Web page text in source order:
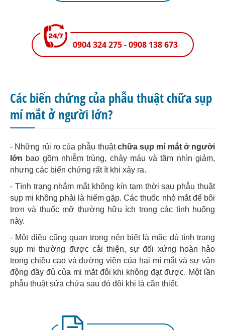
0904 324 275 - 0908 138 673
Các biến chứng của phẫu thuật chữa sụp
mí mắt ở người lớn?
- Những rủi ro của phẫu thuậtchữa sụp mí mắt ở người
lớn bao gồm nhiễm trùng, chảy máu và tầm nhìn giảm,
nhưng các biến chứng rất ít khi xảy ra.
- Tình trạng nhắm mắt không kín tạm thời sau phẫu thuật
sụp mi không phải là hiếm gặp. Các thuốc nhỏ mắt để bôi
trơn và thuốc mỡ thường hữu ích trong các tình huống
này.
- Một điều cũng quan trọng nên biết là mặc dù tình trạng
sụp mi thường được cải thiện, sự đối xứng hoàn hảo
trong chiều cao và đường viền của hai mí mắt và sự vận
động đầy đủ của mi mắt đôi khi không đạt được. Một lần
phẫu thuật sửa chửa sau đó đôi khi là cần thiết.